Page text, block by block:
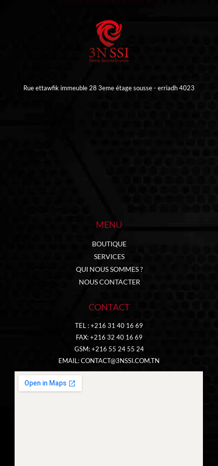
Rue ettawfik immeuble 28 3eme étage sousse - erriadh 4023
MENU
BOUTIQUE
SERVICES
QUI NOUS SOMMES ?
NOUS CONTACTER
CONTACT
TEL : +216 31 40 16 69
FAX: +216 32 40 16 69
GSM: +216 55 24 55 24
EMAIL:CONTACT@3NSSI.COM.TN